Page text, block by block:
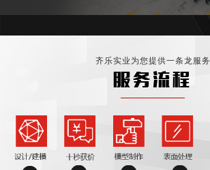
齐乐实业为您提供一条龙服务
服务流程